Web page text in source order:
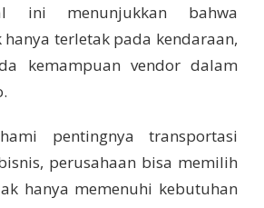
ini menunjukkan bahwa
terletak pada kendaraan,
kemampuan vendor dalam
pentingnya transportasi
perusahaan bisa memilih
hanya memenuhi kebutuhan